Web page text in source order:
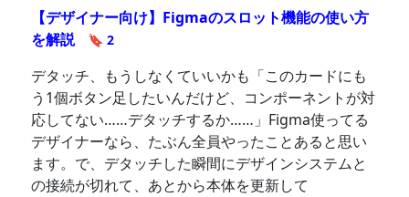
【デザイナー向け】Figmaのスロット機能の使い方
を解説
🔖 2
デタッチ、もうしなくていいかも「このカードにも
う1個ボタン足したいんだけど、コンポーネントが対
応してない……デタッチするか……」Figma使ってる
デザイナーなら、たぶん全員やったことあると思い
ます。で、デタッチした瞬間にデザインシステムと
の接続が切れて、あとから本体を更新して